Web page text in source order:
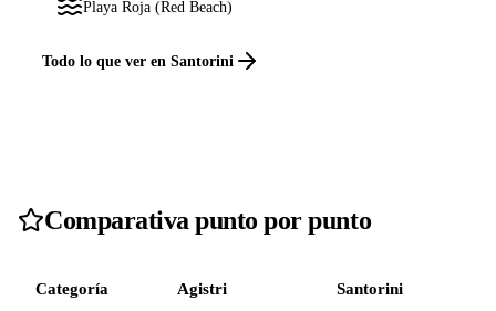
Playa Roja (Red Beach)
Todo lo que ver en Santorini
Comparativa punto por punto
Categoría Agistri Santorini